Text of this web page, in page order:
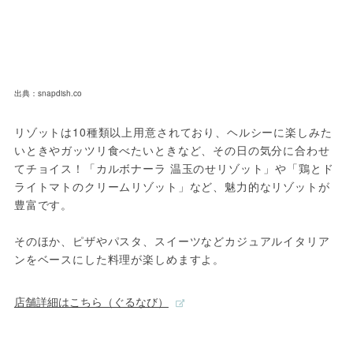
出典：snapdish.co
リゾットは10種類以上用意されており、ヘルシーに楽しみた
いときやガッツリ食べたいときなど、その日の気分に合わせ
てチョイス！「カルボナーラ 温玉のせリゾット」や「鶏とド
ライトマトのクリームリゾット」など、魅力的なリゾットが
豊富です。
そのほか、ピザやパスタ、スイーツなどカジュアルイタリア
ンをベースにした料理が楽しめますよ。
店舗詳細はこちら（ぐるなび）